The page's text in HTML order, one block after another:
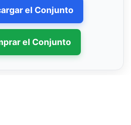
el Conjunto
el Conjunto